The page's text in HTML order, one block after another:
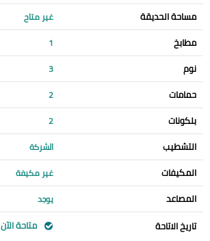
مساحة الحديقة غير متاح
مطابخ 1
نوم 3
حمامات 2
بلكونات 2
التشطيب الشركة
المكيفات غير مكيفة
المصاعد يوجد
تاريخ الاتاحة متاحة الآن